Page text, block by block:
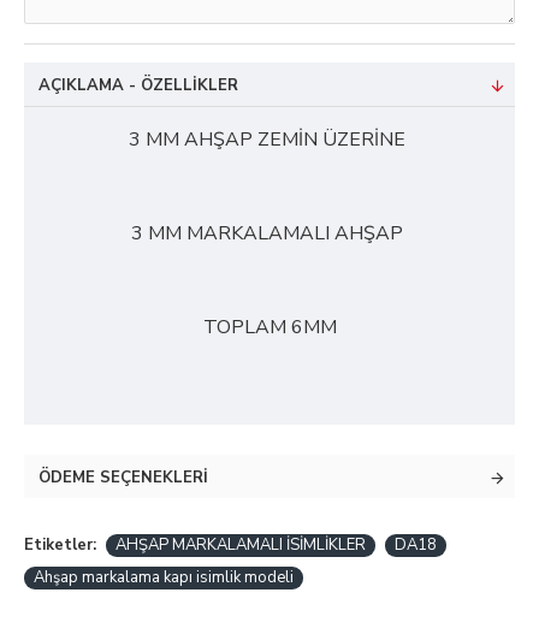
AÇIKLAMA - ÖZELLIKLER
3 MM AHŞAP ZEMİN ÜZERİNE
3 MM MARKALAMALI AHŞAP
TOPLAM 6MM
ÖDEME SEÇENEKLERI
Etiketler: AHŞAP MARKALAMALI İSİMLİKLER
DA18
Ahşap markalama kapı isimlik modeli